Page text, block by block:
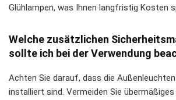
Glühlampen, was Ihnen langfristig Kosten
Welche zusätzlichen
sollte ich bei der Verwendung
Achten Sie darauf, dass die
installiert sind. Vermeiden Sie